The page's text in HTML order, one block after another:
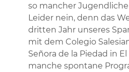
so mancher Jugendliche
Leider nein, denn das
dritten Jahr unseres
mit dem Colegio
Señora de la Piedad in
manche spontane